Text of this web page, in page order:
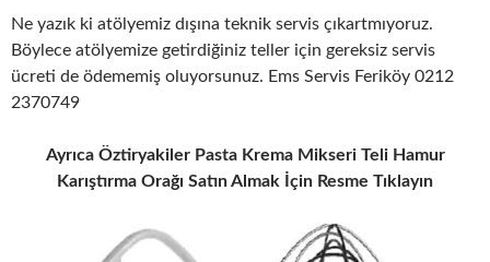
Ne yazık ki atölyemiz dışına teknik servis çıkartmıyoruz.
Böylece atölyemize getirdiğiniz teller için gereksiz servis
ücreti de ödememiş oluyorsunuz. Ems Servis Feriköy 0212
2370749
Ayrıca Öztiryakiler Pasta Krema Mikseri Teli Hamur
Karıştırma Orağı Satın Almak İçin Resme Tıklayın